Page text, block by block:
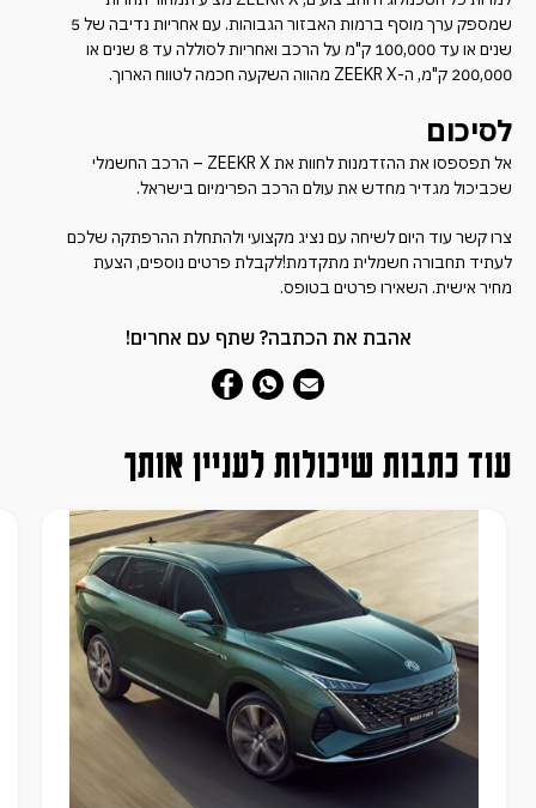
שמספק ערך מוסף ברמות האבזור הגבוהות. עם אחריות נדיבה של 5
שנים או עד 100,000 ק"מ על הרכב ואחריות לסוללה עד 8 שנים או
200,000 ק"מ, ה-ZEEKR X מהווה השקעה חכמה לטווח הארוך.
לסיכום
אל תפספסו את ההזדמנות לחוות את ZEEKR X – הרכב החשמלי
שכביכול מגדיר מחדש את עולם הרכב הפרימיום בישראל.
צרו קשר עוד היום לשיחה עם נציג מקצועי ולהתחלת ההרפתקה שלכם
לעתיד תחבורה חשמלית מתקדמת!לקבלת פרטים נוספים, הצעת
מחיר אישית. השאירו פרטים בטופס.
אהבת את הכתבה? שתף עם אחרים!
עוד כתבות שיכולות לעניין אותך